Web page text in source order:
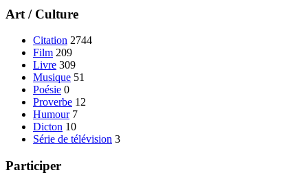
Art / Culture
Citation 2744
Film 209
Livre 309
Musique 51
Poésie 0
Proverbe 12
Humour 7
Dicton 10
Série de télévision 3
Participer